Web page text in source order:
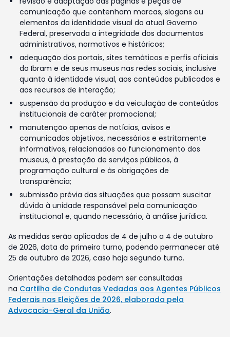
comunicação que contenham marcas, slogans ou
elementos da identidade visual do atual Governo
Federal, preservada a integridade dos documentos
administrativos, normativos e históricos;
adequação dos portais, sites temáticos e perfis oficiais
do Ibram e de seus museus nas redes sociais, inclusive
quanto à identidade visual, aos conteúdos publicados e
aos recursos de interação;
suspensão da produção e da veiculação de conteúdos
institucionais de caráter promocional;
manutenção apenas de notícias, avisos e
comunicados objetivos, necessários e estritamente
informativos, relacionados ao funcionamento dos
museus, à prestação de serviços públicos, à
programação cultural e às obrigações de
transparência;
submissão prévia das situações que possam suscitar
dúvida à unidade responsável pela comunicação
institucional e, quando necessário, à análise jurídica.
As medidas serão aplicadas de 4 de julho a 4 de outubro
de 2026, data do primeiro turno, podendo permanecer até
25 de outubro de 2026, caso haja segundo turno.
Orientações detalhadas podem ser consultadas
na Cartilha de Condutas Vedadas aos Agentes Públicos
Federais nas Eleições de 2026, elaborada pela
Advocacia-Geral da União.